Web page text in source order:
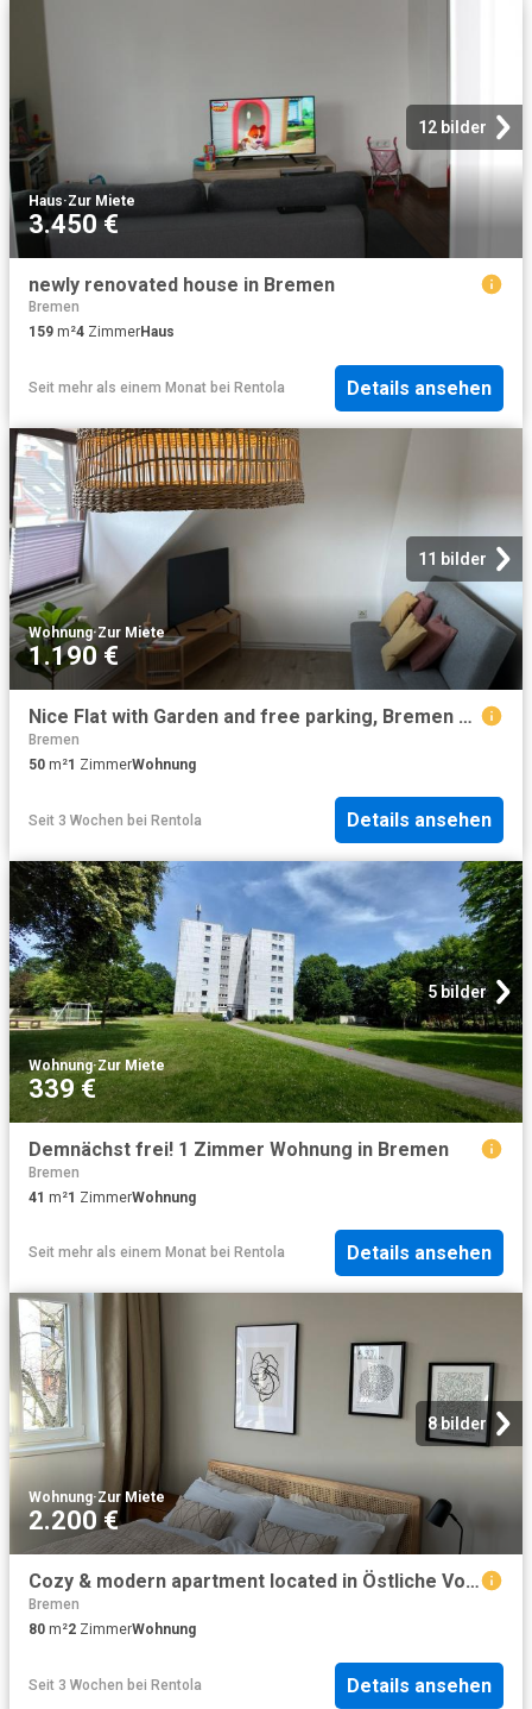
12 bilder
Haus·Zur Miete
3.450 €
newly renovated house in Bremen
Bremen
159 m²4 ZimmerHaus
Seit mehr als einem Monat bei Rentola Details ansehen
11 bilder
Wohnung·Zur Miete
1.190 €
Nice Flat with Garden and free parking, Bremen Amsterdam Apartments for Rent
Bremen
50 m²1 ZimmerWohnung
Seit 3 Wochen bei Rentola Details ansehen
5 bilder
Wohnung·Zur Miete
339 €
Demnächst frei! 1 Zimmer Wohnung in Bremen
Bremen
41 m²1 ZimmerWohnung
Seit mehr als einem Monat bei Rentola Details ansehen
8 bilder
Wohnung·Zur Miete
2.200 €
Cozy & modern apartment located in Östliche Vorstadt, Bremen Amsterdam Apartments for Rent
Bremen
80 m²2 ZimmerWohnung
Seit 3 Wochen bei Rentola Details ansehen